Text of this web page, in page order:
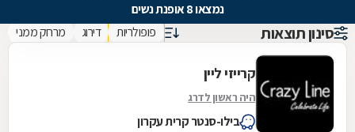
נמצאו 8 אופנת נשים
סינון תוצאות פופולריות דירוג מרחק ממני
קרייזי ליין
היה ראשון לדרג
בילו-סנטר קרית עקרון